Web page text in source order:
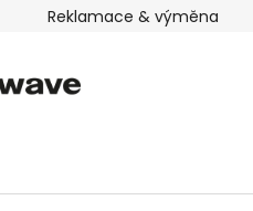
Reklamace & výměna